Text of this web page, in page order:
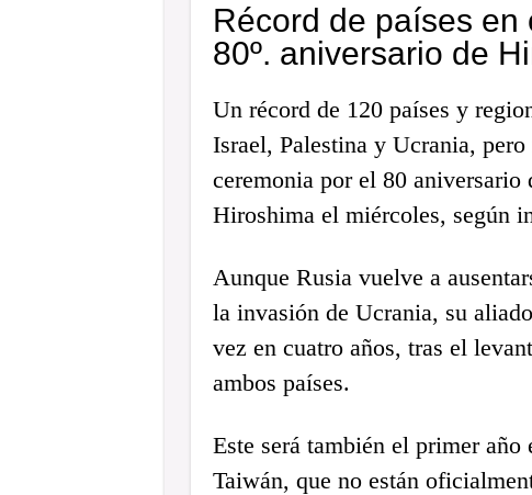
Récord de países en
80º. aniversario de
Un récord de 120 países y
Israel, Palestina y Ucrania,
ceremonia por el 80 aniversario
Hiroshima el miércoles, según
Aunque Rusia vuelve a
la invasión de Ucrania, su
vez en cuatro años, tras el
ambos países.
Este será también el primer
Taiwán, que no están